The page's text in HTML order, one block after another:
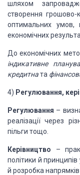
шляхом
створення
оптимальних умов,
економічних
До економічних
індикативне
кредитната
4) Регулювання,
Регулювання –
реалізації через
пільги тощо.
Керівництво –
політики й принципів
й розробка напрямків